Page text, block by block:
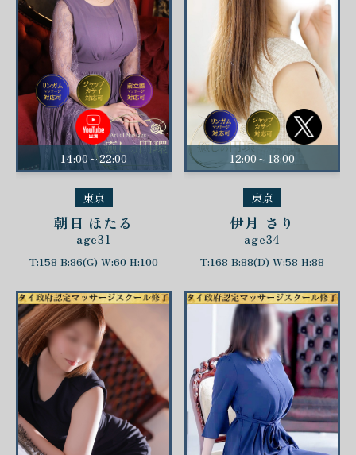
14:00～22:00
東京
朝日 ほたる
age31
T:158 B:86(G) W:60 H:100
12:00～18:00
東京
伊月 さり
age34
T:168 B:88(D) W:58 H:88